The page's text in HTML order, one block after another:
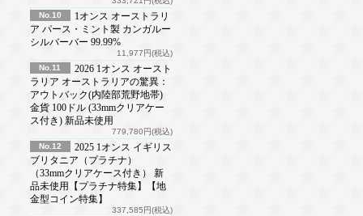
No.10
1オンス オーストラリ
ア パース・ミント製 カンガルー
シルバーバー 99.99%
11,977円(税込)
No.11
2026 1オンス オースト
ラリア オーストラリアの驚異：
アウトバック(内陸部荒野地帯)
金貨 100ドル (33mmクリアケー
ス付き) 新品未使用
779,780円(税込)
No.12
2025 1オンス イギリス
ブリタニア（プラチナ）
（33mmクリアケース付き） 新
品未使用【プラチナ特集】【地
金型コイン特集】
337,585円(税込)